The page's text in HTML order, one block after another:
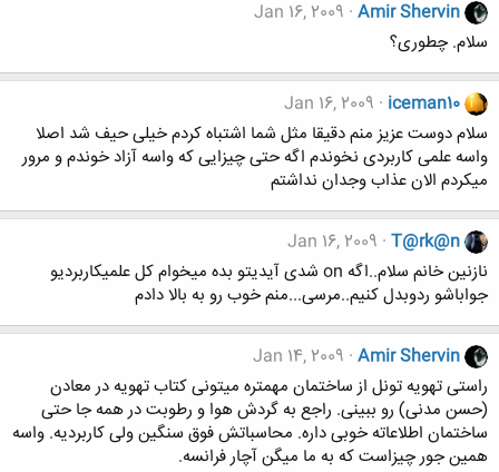
Amir Shervin
Jan 16, 2009
سلام. چطوری؟
iceman10
Jan 16, 2009
سلام دوست عزیز منم دقیقا مثل شما اشتباه کردم خیلی حیف شد اصلا
واسه علمی کاربردی نخوندم اگه حتی چیزایی که واسه آزاد خوندم و مرور
میکردم الان عذاب وجدان نداشتم
T@rk@n
Jan 16, 2009
نازنین خانم سلام..اگه on شدی آیدیتو بده میخوام کل علمیکاربردیو
جواباشو ردوبدل کنیم..مرسی...منم خوب رو به بالا دادم
Amir Shervin
Jan 14, 2009
راستی تهویه تونل از ساختمان مهمتره میتونی کتاب تهویه در معادن
(حسن مدنی) رو ببینی. راجع به گردش هوا و رطوبت در همه جا حتی
ساختمان اطلاعاته خوبی داره. محاسباتش فوق سنگین ولی کاربردیه. واسه
همین جور چیزاست که به ما میگن آچار فرانسه.